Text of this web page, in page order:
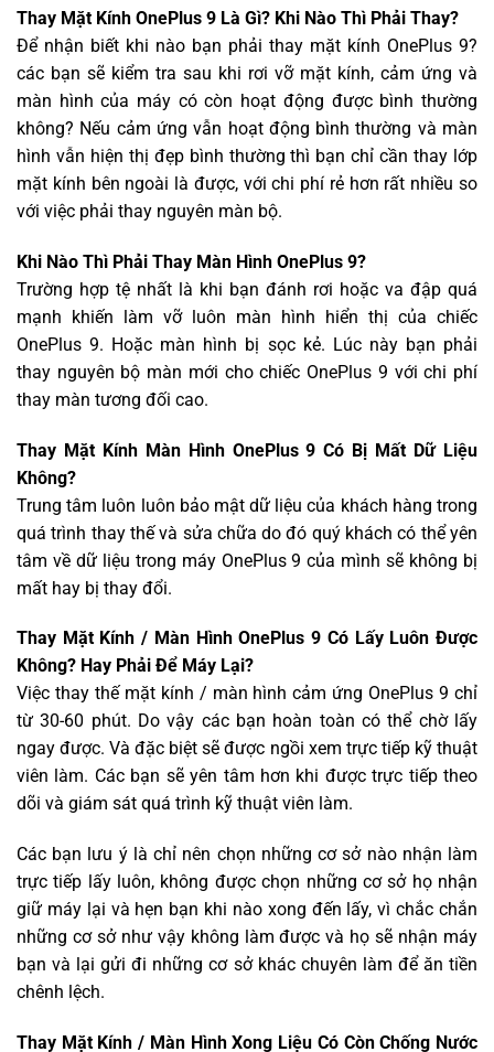
Thay Mặt Kính OnePlus 9 Là Gì? Khi Nào Thì Phải Thay?
Để nhận biết khi nào bạn phải thay mặt kính OnePlus 9?
các bạn sẽ kiểm tra sau khi rơi vỡ mặt kính, cảm ứng và
màn hình của máy có còn hoạt động được bình thường
không? Nếu cảm ứng vẫn hoạt động bình thường và màn
hình vẫn hiện thị đẹp bình thường thì bạn chỉ cần thay lớp
mặt kính bên ngoài là được, với chi phí rẻ hơn rất nhiều so
với việc phải thay nguyên màn bộ.
Khi Nào Thì Phải Thay Màn Hình OnePlus 9?
Trường hợp tệ nhất là khi bạn đánh rơi hoặc va đập quá
mạnh khiến làm vỡ luôn màn hình hiển thị của chiếc
OnePlus 9. Hoặc màn hình bị sọc kẻ. Lúc này bạn phải
thay nguyên bộ màn mới cho chiếc OnePlus 9 với chi phí
thay màn tương đối cao.
Thay Mặt Kính Màn Hình OnePlus 9 Có Bị Mất Dữ Liệu
Không?
Trung tâm luôn luôn bảo mật dữ liệu của khách hàng trong
quá trình thay thế và sửa chữa do đó quý khách có thể yên
tâm về dữ liệu trong máy OnePlus 9 của mình sẽ không bị
mất hay bị thay đổi.
Thay Mặt Kính / Màn Hình OnePlus 9 Có Lấy Luôn Được
Không? Hay Phải Để Máy Lại?
Việc thay thế mặt kính / màn hình cảm ứng OnePlus 9 chỉ
từ 30-60 phút. Do vậy các bạn hoàn toàn có thể chờ lấy
ngay được. Và đặc biệt sẽ được ngồi xem trực tiếp kỹ thuật
viên làm. Các bạn sẽ yên tâm hơn khi được trực tiếp theo
dõi và giám sát quá trình kỹ thuật viên làm.
Các bạn lưu ý là chỉ nên chọn những cơ sở nào nhận làm
trực tiếp lấy luôn, không được chọn những cơ sở họ nhận
giữ máy lại và hẹn bạn khi nào xong đến lấy, vì chắc chắn
những cơ sở như vậy không làm được và họ sẽ nhận máy
bạn và lại gửi đi những cơ sở khác chuyên làm để ăn tiền
chênh lệch.
Thay Mặt Kính / Màn Hình Xong Liệu Có Còn Chống Nước